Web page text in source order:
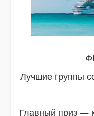
Лучшие группы
Главный приз —